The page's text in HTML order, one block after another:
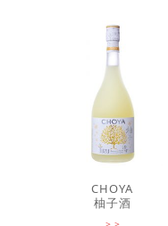
CHOYA
柚子酒